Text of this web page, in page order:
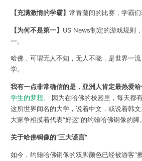
【充满激情的学霸】 常青藤间的比赛，学霸们
【为何不是第一】 US News制定的游戏规则
一。
哈佛，可谓无人不知，无人不晓，是世界一
学。
我有一点非常确信的是，亚洲人肯定最热爱哈
学生的梦想。
因为在哈佛的校园里，每天都
这所世界闻名的大学，说着中文，或说着韩
大家争相摸着代表“好运”的约翰哈佛铜像的脚。
关于哈佛铜像的“三大谎言”
如今，约翰哈佛铜像的双脚颜色已经被游客“